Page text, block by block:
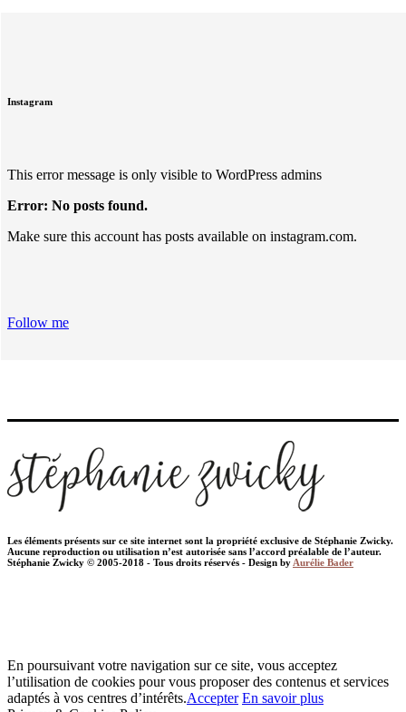
Instagram
This error message is only visible to WordPress admins
Error: No posts found.
Make sure this account has posts available on instagram.com.
Follow me
Les éléments présents sur ce site internet sont la propriété exclusive de Stéphanie Zwicky.
Aucune reproduction ou utilisation n’est autorisée sans l’accord préalable de l’auteur.
Stéphanie Zwicky © 2005-2018 - Tous droits réservés - Design by Aurélie Bader
En poursuivant votre navigation sur ce site, vous acceptez
l’utilisation de cookies pour vous proposer des contenus et services
adaptés à vos centres d’intérêts.Accepter En savoir plus